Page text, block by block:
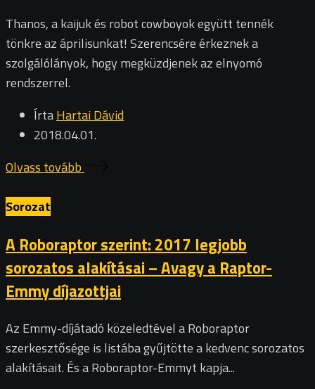
Thanos, a kaijuk és robot cowboyok együtt tennék
tönkre az áprilisunkat! Szerencsére érkeznek a
szolgálólányok, hogy megküzdjenek az elnyomó
rendszerrel.
ÍrtaHartai Dávid
2018.04.01.
Olvass tovább
Sorozat
A Roboraptor szerint: 2017 legjobb
sorozatos alakításai – Avagy a Raptor-
Emmy díjazottjai
Az Emmy-díjátadó közeledtével a Roboraptor
szerkesztősége is listába gyűjtötte a kedvenc sorozatos
alakításait. És a Roboraptor-Emmyt kapja...